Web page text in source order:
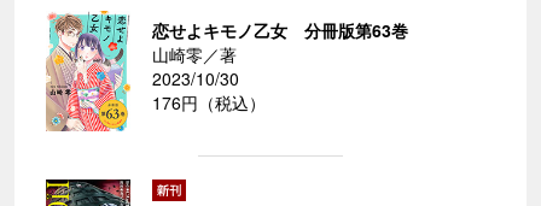
恋せよキモノ乙女 分冊版第63巻
山崎零／著
2023/10/30
176円（税込）